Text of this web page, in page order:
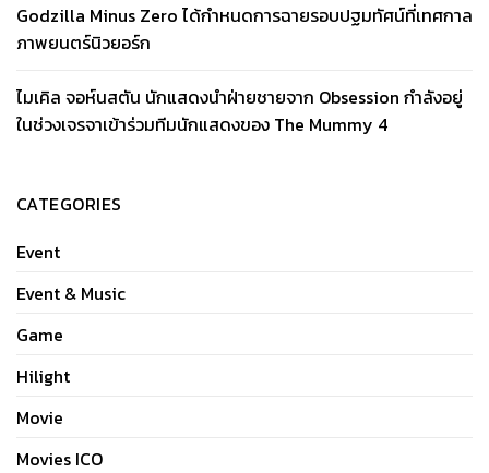
Godzilla Minus Zero ได้กำหนดการฉายรอบปฐมทัศน์ที่เทศกาล
ภาพยนตร์นิวยอร์ก
ไมเคิล จอห์นสตัน นักแสดงนำฝ่ายชายจาก Obsession กำลังอยู่
ในช่วงเจรจาเข้าร่วมทีมนักแสดงของ The Mummy 4
CATEGORIES
Event
Event & Music
Game
Hilight
Movie
Movies ICO